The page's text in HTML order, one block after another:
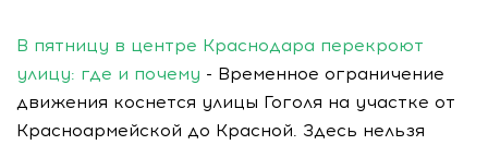
В пятницу в центре Краснодара перекроют
улицу: где и почему - Временное ограничение
движения коснется улицы Гоголя на участке от
Красноармейской до Красной. Здесь нельзя